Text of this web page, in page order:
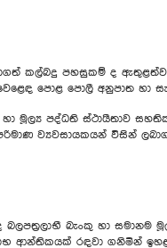
කල්බදු පහසුකම් ද ඇතුළත්ව ණය
වෙළෙඳ පොළ පොලී අනුපාත හා
මූල්‍ය පද්ධති ස්ථායීතාව
ව්‍යවසායකයන් විසින්
බැංකු හා
ආන්තිකයක් රඳවා ගනිමින්